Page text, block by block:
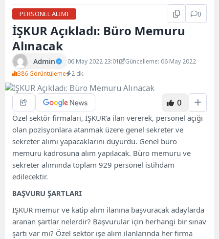
PERSONEL ALIMI
0
İŞKUR Açıkladı: Büro Memuru
Alınacak
Admin 06 May 2022 23:01
Güncelleme: 06 May 2022
386 Görüntüleme
2 dk.
0
Özel sektör firmaları, İŞKUR’a ilan vererek, personel açığı
olan pozisyonlara atanmak üzere genel sekreter ve
sekreter alımı yapacaklarını duyurdu. Genel büro
memuru kadrosuna alım yapılacak. Büro memuru ve
sekreter alımında toplam 929 personel istihdam
edilecektir.
BAŞVURU ŞARTLARI
İŞKUR memur ve katip alım ilanına başvuracak adaylarda
aranan şartlar nelerdir? Başvurular için herhangi bir sınav
şartı var mı? Özel sektör işe alım ilanlarında her firma